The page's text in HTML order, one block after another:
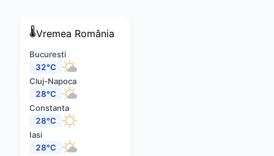
🌡️Vremea România
Bucuresti
32°C
Cluj-Napoca
28°C
Constanta
28°C
Iasi
28°C